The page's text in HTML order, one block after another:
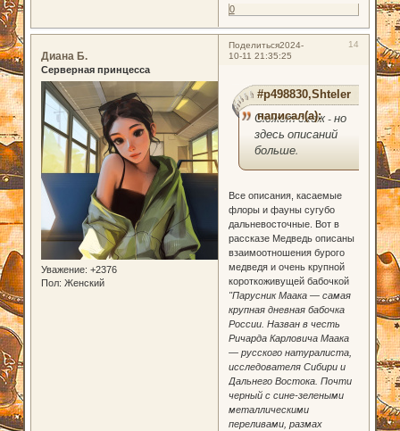
0
Поделиться 14
2024-
10-11 21:35:25
Диана Б.
Серверная принцесса
Уважение: +2376
Пол: Женский
#p498830,Shteler
написал(а):
Сюжет схож - но
здесь описаний
больше.
Все описания, касаемые
флоры и фауны сугубо
дальневосточные. Вот в
рассказе Медведь описаны
взаимоотношения бурого
медведя и очень крупной
короткоживущей бабочкой
"Парусник Маака — самая
крупная дневная бабочка
России. Назван в честь
Ричарда Карловича Маака
— русского натуралиста,
исследователя Сибири и
Дальнего Востока. Почти
черный с сине-зелеными
металлическими
переливами, размах